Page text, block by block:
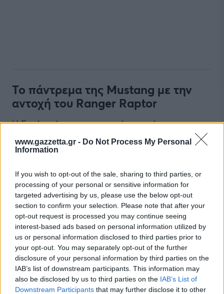
www.gazzetta.gr - Do Not Process My Personal
Information
If you wish to opt-out of the sale, sharing to third parties, or
processing of your personal or sensitive information for
targeted advertising by us, please use the below opt-out
section to confirm your selection. Please note that after your
opt-out request is processed you may continue seeing
interest-based ads based on personal information utilized by
us or personal information disclosed to third parties prior to
your opt-out. You may separately opt-out of the further
disclosure of your personal information by third parties on the
IAB’s list of downstream participants. This information may
also be disclosed by us to third parties on the IAB’s List of
Downstream Participants that may further disclose it to other
Το πάντρεμα της Mustang με την
αντοχή του Ranger Raptor
Η Ford εισέρχεται σε μια νέα εποχή,
ανακοινώνοντας με υπερηφάνεια την έλευση
μιας νέας γκάμας επιβατικών οχημάτων με
σχεδιάστηκε ειδικά για τους «τέλεια ατελείς»
δρόμους της Ευρώπης. Αυτή η νέα γενιά
παντρεύει το αδάμαστο πνεύμα και την ψυχή της
εμβληματικής Mustang με την απαράμιλλη
αντοχή και την ικανότητα του Ranger Raptor να
κινείται παντού. Σημειώνεται ότι η Mustang
παρουσιάζει πιστοποιημένες εκπομπές CO₂ 273-
282 g/km και κατανάλωση καυσίμου 12,0-12,4
l/100 km, ενώ το Ford Ranger Raptor έχει